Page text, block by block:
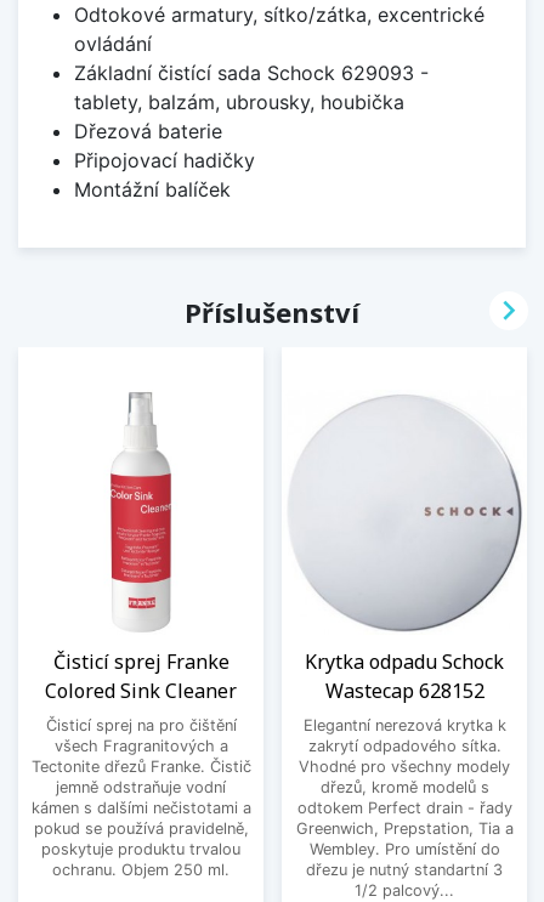
Odtokové armatury, sítko/zátka, excentrické
ovládání
Základní čistící sada Schock 629093 -
tablety, balzám, ubrousky, houbička
Dřezová baterie
Připojovací hadičky
Montážní balíček
Příslušenství
Čisticí sprej Franke
Colored Sink Cleaner
Čisticí sprej na pro čištění
všech Fragranitových a
Tectonite dřezů Franke. Čistič
jemně odstraňuje vodní
kámen s dalšími nečistotami a
pokud se používá pravidelně,
poskytuje produktu trvalou
ochranu. Objem 250 ml.
Krytka odpadu Schock
Wastecap 628152
Elegantní nerezová krytka k
zakrytí odpadového sítka.
Vhodné pro všechny modely
dřezů, kromě modelů s
odtokem Perfect drain - řady
Greenwich, Prepstation, Tia a
Wembley. Pro umístění do
dřezu je nutný standartní 3
1/2 palcový...
